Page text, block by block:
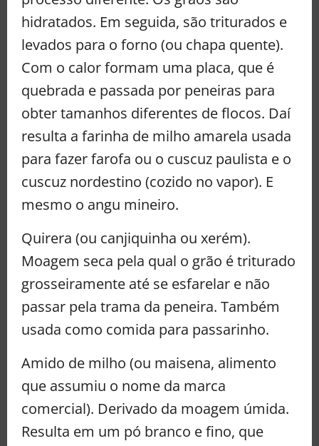
hidratados. Em seguida, são triturados e
levados para o forno (ou chapa quente).
Com o calor formam uma placa, que é
quebrada e passada por peneiras para
obter tamanhos diferentes de flocos. Daí
resulta a farinha de milho amarela usada
para fazer farofa ou o cuscuz paulista e o
cuscuz nordestino (cozido no vapor). E
mesmo o angu mineiro.
Quirera (ou canjiquinha ou xerém).
Moagem seca pela qual o grão é triturado
grosseiramente até se esfarelar e não
passar pela trama da peneira. Também
usada como comida para passarinho.
Amido de milho (ou maisena, alimento
que assumiu o nome da marca
comercial). Derivado da moagem úmida.
Resulta em um pó branco e fino, que